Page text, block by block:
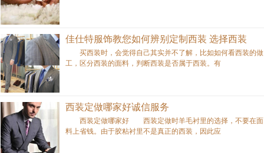
佳仕特服饰教您如何辨别定制西装 选择西装
买西装时，会觉得自己其实并不了解，比如如何看西装的做
工，区分西装的面料，判断西装是否属于西装。有
西装定做哪家好诚信服务
西装定做哪家好 西装定做时羊毛衬里的选择，不要在面
料上省钱。由于胶粘衬里不是真正的西装，因此应